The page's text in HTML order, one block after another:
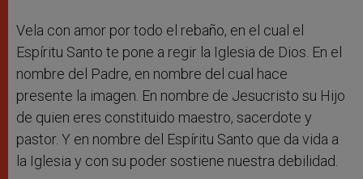
Vela con amor por todo el rebaño, en el cual el
Espíritu Santo te pone a regir la Iglesia de Dios. En el
nombre del Padre, en nombre del cual hace
presente la imagen. En nombre de Jesucristo su Hijo
de quien eres constituido maestro, sacerdote y
pastor. Y en nombre del Espíritu Santo que da vida a
la Iglesia y con su poder sostiene nuestra debilidad.